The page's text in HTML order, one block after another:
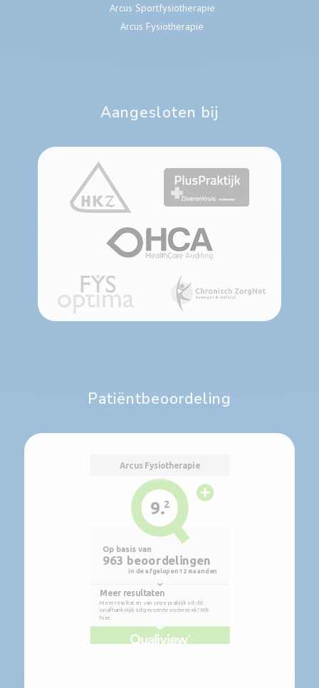
Arcus Sportfysiotherapie
Arcus Fysiotherapie
Aangesloten bij
Patiëntbeoordeling